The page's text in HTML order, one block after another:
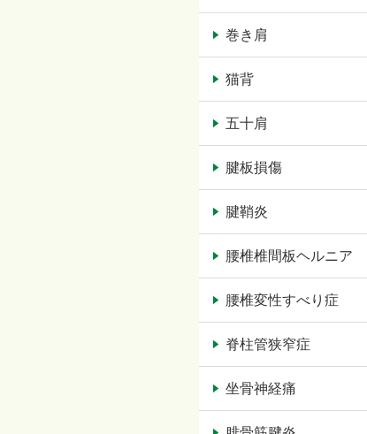
巻き肩
猫背
五十肩
腱板損傷
腱鞘炎
腰椎椎間板ヘルニア
腰椎変性すべり症
脊柱管狭窄症
坐骨神経痛